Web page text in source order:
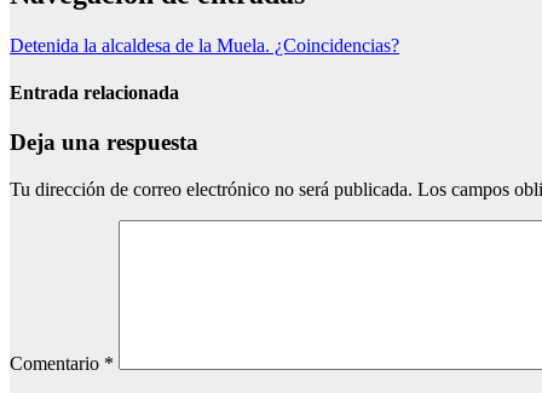
Detenida la alcaldesa de la Muela. ¿Coincidencias?
Entrada relacionada
Deja una respuesta
Tu dirección de correo electrónico no será publicada. Los campos
Comentario *